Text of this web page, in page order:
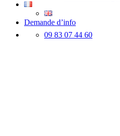
Demande d’info
09 83 07 44 60